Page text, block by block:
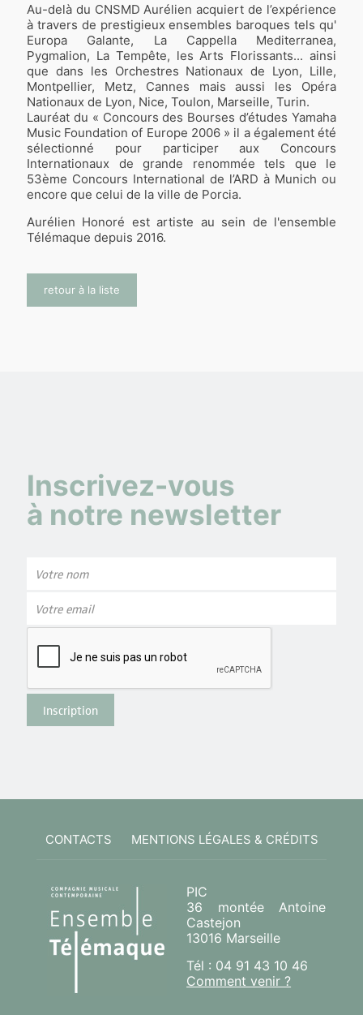
Au-delà du CNSMD Aurélien acquiert de l’expérience
à travers de prestigieux ensembles baroques tels qu'
Europa Galante, La Cappella Mediterranea,
Pygmalion, La Tempête, les Arts Florissants... ainsi
que dans les Orchestres Nationaux de Lyon, Lille,
Montpellier, Metz, Cannes mais aussi les Opéra
Nationaux de Lyon, Nice, Toulon, Marseille, Turin.
Lauréat du « Concours des Bourses d’études Yamaha
Music Foundation of Europe 2006 » il a également été
sélectionné pour participer aux Concours
Internationaux de grande renommée tels que le
53ème Concours International de l’ARD à Munich ou
encore que celui de la ville de Porcia.
Aurélien Honoré est artiste au sein de l'ensemble
Télémaque depuis 2016.
retour à la liste
Inscrivez-vous
à notre newsletter
CONTACTS MENTIONS LÉGALES & CRÉDITS
PIC
36 montée Antoine
Castejon
13016 Marseille
Tél : 04 91 43 10 46
Comment venir ?